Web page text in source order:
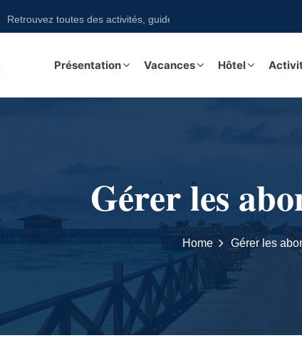
Retrouvez toutes des activités, guides, excursions sur notre boutique
Présentation Vacances Hôtel
Gérer les
Home Gérer les